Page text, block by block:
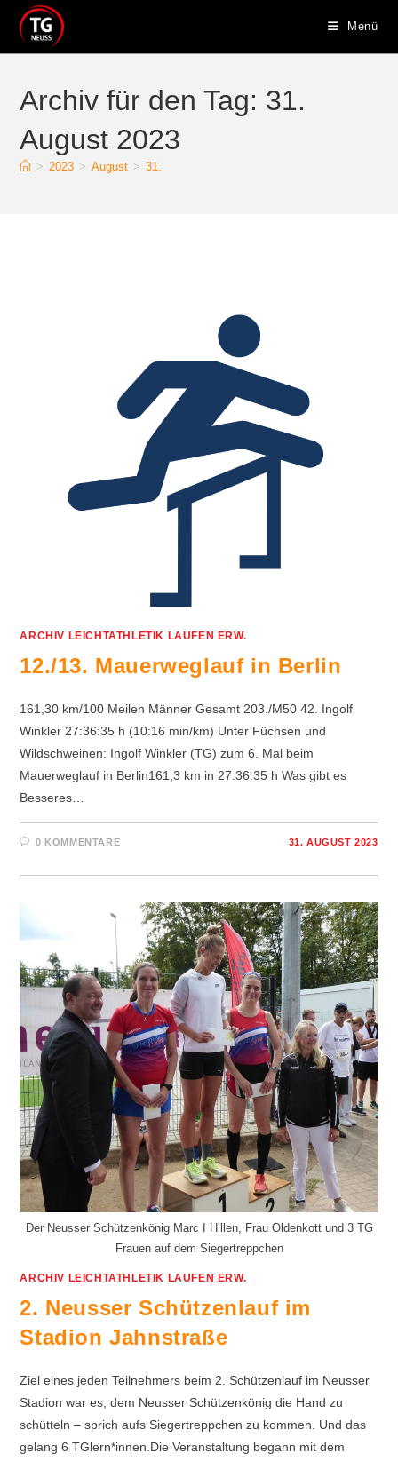
Inhalt
springen
Menü
Archiv für den Tag: 31.
August 2023
> 2023 > August > 31.
ARCHIV LEICHTATHLETIK LAUFEN ERW.
12./13. Mauerweglauf in Berlin
161,30 km/100 Meilen Männer Gesamt 203./M50 42. Ingolf
Winkler 27:36:35 h (10:16 min/km) Unter Füchsen und
Wildschweinen: Ingolf Winkler (TG) zum 6. Mal beim
Mauerweglauf in Berlin161,3 km in 27:36:35 h Was gibt es
Besseres…
0 KOMMENTARE 31. AUGUST 2023
Der Neusser Schützenkönig Marc I Hillen, Frau Oldenkott und 3 TG
Frauen auf dem Siegertreppchen
ARCHIV LEICHTATHLETIK LAUFEN ERW.
2. Neusser Schützenlauf im
Stadion Jahnstraße
Ziel eines jeden Teilnehmers beim 2. Schützenlauf im Neusser
Stadion war es, dem Neusser Schützenkönig die Hand zu
schütteln – sprich aufs Siegertreppchen zu kommen. Und das
gelang 6 TGlern*innen.Die Veranstaltung begann mit dem